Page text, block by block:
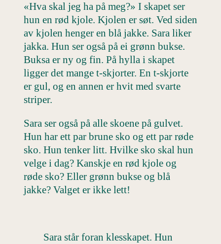
«Hva skal jeg ha på meg?» I skapet ser
hun en rød kjole. Kjolen er søt. Ved siden
av kjolen henger en blå jakke. Sara liker
jakka. Hun ser også på ei grønn bukse.
Buksa er ny og fin. På hylla i skapet
ligger det mange t-skjorter. En t-skjorte
er gul, og en annen er hvit med svarte
striper.
Sara ser også på alle skoene på gulvet.
Hun har ett par brune sko og ett par røde
sko. Hun tenker litt. Hvilke sko skal hun
velge i dag? Kanskje en rød kjole og
røde sko? Eller grønn bukse og blå
jakke? Valget er ikke lett!
Sara står foran klesskapet. Hun